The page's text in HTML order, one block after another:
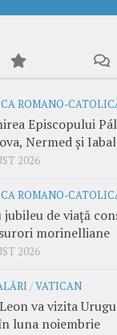
ROMANO-
Episcopului
Nermed și
2026
ROMANO-
jubileu de viață
morinelliane
2026
/VATICAN
va vizita
luna noiembrie